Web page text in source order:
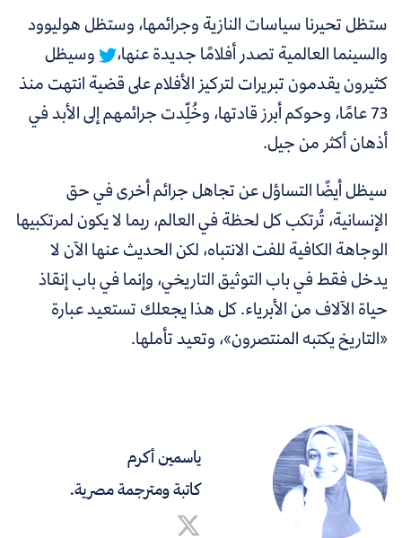
ياسمين أكرم
كاتبة ومترجمة مصرية.
ستظل تحيرنا سياسات النازية وجرائمها، وستظل هوليوود
والسينما العالمية تصدر أفلامًا جديدة عنها،
وسيظل
كثيرون يقدمون تبريرات لتركيز الأفلام على قضية انتهت منذ
73 عامًا، وحوكم أبرز قادتها، وخُلِّدت جرائمهم إلى الأبد في
أذهان أكثر من جيل.
سيظل أيضًا التساؤل عن تجاهل جرائم أخرى في حق
الإنسانية، تُرتكب كل لحظة في العالم، ربما لا يكون لمرتكبيها
الوجاهة الكافية للفت الانتباه، لكن الحديث عنها الآن لا
يدخل فقط في باب التوثيق التاريخي، وإنما في باب إنقاذ
حياة الآلاف من الأبرياء. كل هذا يجعلك تستعيد عبارة
«التاريخ يكتبه المنتصرون»، وتعيد تأملها.